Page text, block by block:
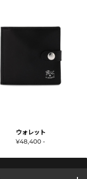
ウォレット
¥48,400 -